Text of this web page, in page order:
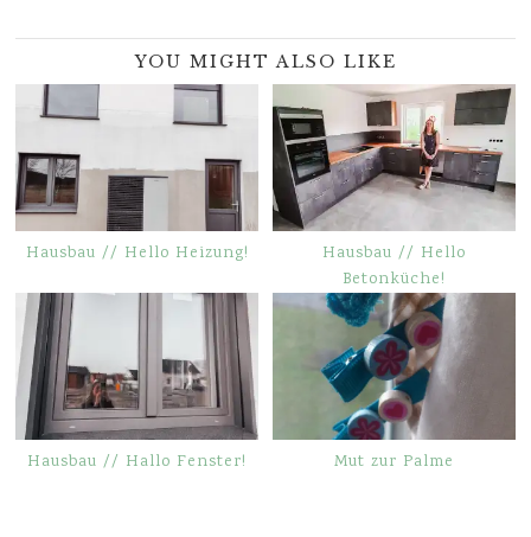
YOU MIGHT ALSO LIKE
Hausbau // Hello Heizung!
Hausbau // Hello
Betonküche!
Hausbau // Hallo Fenster! Mut zur Palme